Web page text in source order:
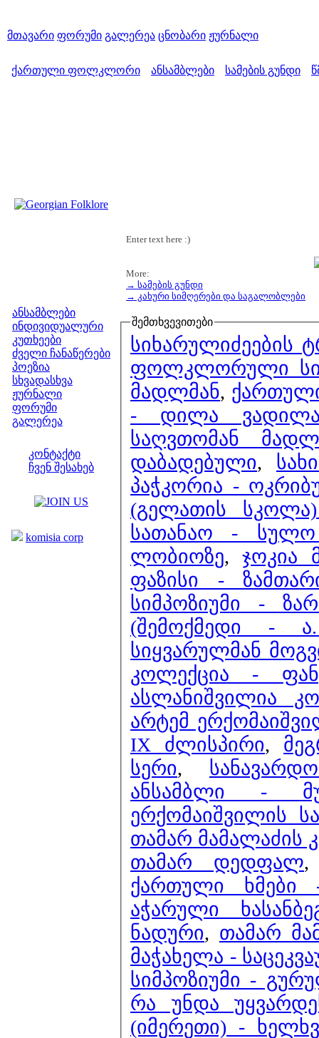
მთავარი ფორუმი გალერეა ცნობარი ჟურნალი
ქართული ფოლკლორი ანსამბლები სამების გუნდი
ანსამბლები
ინდივიდუალური
კუთხეები
ძველი ჩანაწერები
პოეზია
სხვადასხვა
ჟურნალი
ფორუმი
გალერეა
კონტაქტი
ჩვენ შესახებ
komisia corp
Enter text here :)
More:
→ სამების გუნდი
→ კახური სიმღერები და საგალობლები
შემთხვევითები
სიხარულიძეების
ფოლკლორული
მადლმან,
- დილა
საღვთომან
დაბადებული,
პაჭკორია -
(გელათის
სათანაო -
ლობიოზე, ჯოკია
ფაზისი -
სიმპოზიუმი -
(შემოქმედი -
სიყვარულმან
კოლექცია -
ასლანიშვილია
არტემ
IX ძლისპირი,
სერი,
ანსამბლი -
ერქომაიშვილის
თამარ მამალაძის
თამარ დედფალ
ქართული ხმები
აჭარული
ნადური, თამარ
მაჭახელა -
სიმპოზიუმი -
რა უნდა
(იმერეთი) -